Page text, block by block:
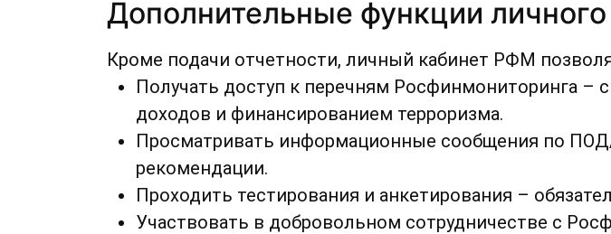
Дополнительные функции
Кроме подачи отчетности, личный кабинет РФМ
Получать доступ к перечням Росфинмониторинга –
доходов и финансированием терроризма.
Просматривать информационные сообщения по
рекомендации.
Проходить тестирования и анкетирования –
Участвовать в добровольном сотрудничестве с